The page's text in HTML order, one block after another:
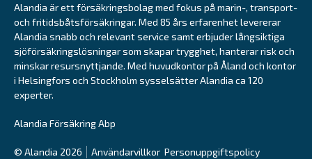
Alandia är ett försäkringsbolag med fokus på marin-, transport-
och fritidsbåtsförsäkringar. Med 85 års erfarenhet levererar
Alandia snabb och relevant service samt erbjuder långsiktiga
sjöförsäkringslösningar som skapar trygghet, hanterar risk och
minskar resursnyttjande. Med huvudkontor på Åland och kontor
i Helsingfors och Stockholm sysselsätter Alandia ca 120
experter.
Alandia Försäkring Abp
© Alandia 2026 Användarvillkor Personuppgiftspolicy